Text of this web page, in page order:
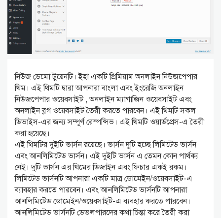
নিউজ ডেমো টুয়েনটি। ইহা একটি প্রিমিয়াম অনলাইন নিউজপেপার
থিম। এই থিমটি দ্বারা আপনারা বাংলা এবং ইংরেজি অনলাইন
নিউজপেপার ওয়েবসাইট , অনলাইন ম্যাগাজিন ওয়েবসাইট এবং
অনলাইন ব্লগ ওয়েবসাইট তৈরী করতে পারবেন। এই থিমটি সকল
ডিভাইস-এর জন্য সম্পূর্ণ রেস্পন্সিভ। এই থিমটি ওয়ার্ডপ্রেস-এ তৈরী
করা হয়েছে।
এই থিমটির দুইটি ভার্সন রয়েছে। ভার্সন দুটি হচ্ছে লিমিটেড ভার্সন
এবং আনলিমিটেড ভার্সন। এই দুইটি ভার্সন এ তেমন কোন পার্থক্য
নেই। দুটি ভার্সন এর থিমের ডিজাইন এবং ফিচার একই রকম।
লিমিটেড ভার্সনটি আপনারা একটি মাত্র ডোমেইন/ওয়েবসাইট-এ
ব্যাবহার করতে পারবেন। এবং আনলিমিটেড ভার্সনটি আপনারা
আনলিমিটেড ডোমেইন/ওয়েবসাইট-এ ব্যবহার করতে পারবেন।
আনলিমিটেড ভার্সনটি ডেভলপারদের কথা চিন্তা করে তৈরী করা